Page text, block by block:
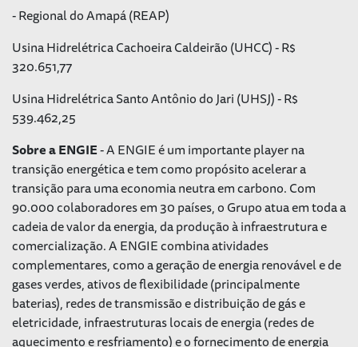
- Regional do Amapá (REAP)
Usina Hidrelétrica Cachoeira Caldeirão (UHCC) - R$
320.651,77
Usina Hidrelétrica Santo Antônio do Jari (UHSJ) - R$
539.462,25
Sobre a ENGIE- A ENGIE é um importante player na
transição energética e tem como propósito acelerar a
transição para uma economia neutra em carbono. Com
90.000 colaboradores em 30 países, o Grupo atua em toda a
cadeia de valor da energia, da produção à infraestrutura e
comercialização. A ENGIE combina atividades
complementares, como a geração de energia renovável e de
gases verdes, ativos de flexibilidade (principalmente
baterias), redes de transmissão e distribuição de gás e
eletricidade, infraestruturas locais de energia (redes de
aquecimento e resfriamento) e o fornecimento de energia